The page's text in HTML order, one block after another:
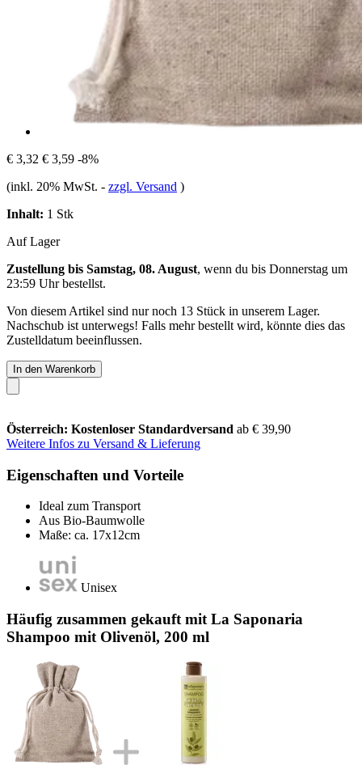
€ 3,32 € 3,59 -8%
(inkl. 20% MwSt. - zzgl. Versand )
Inhalt: 1 Stk
Auf Lager
Zustellung bis Samstag, 08. August, wenn du bis Donnerstag um
23:59 Uhrbestellst.
Von diesem Artikel sind nur noch 13 Stück in unserem Lager.
Nachschub ist unterwegs! Falls mehr bestellt wird, könnte dies das
Zustelldatum beeinflussen.
In den Warenkorb
Österreich: Kostenloser Standardversand ab € 39,90
Weitere Infos zu Versand & Lieferung
Eigenschaften und Vorteile
Ideal zum Transport
Aus Bio-Baumwolle
Maße: ca. 17x12cm
Unisex
Häufig zusammen gekauft mit La Saponaria
Shampoo mit Olivenöl, 200 ml